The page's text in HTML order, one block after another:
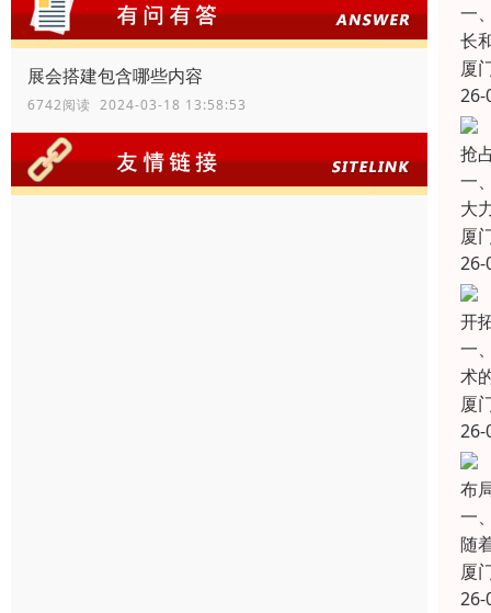
展会搭建包含哪些内容
6742阅读 2024-03-18 13:58:53
一
长
厦
26-
抢
一
大
厦
26-
开
一
术
厦
26-
布
一
随
厦
26-